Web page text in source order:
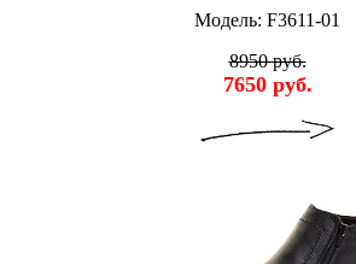
Модель: F3611-01
8950 руб.
7650 руб.